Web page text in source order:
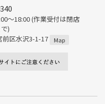
〜18:00 (作業受付は閉店
)
区水沢3-1-17
Map